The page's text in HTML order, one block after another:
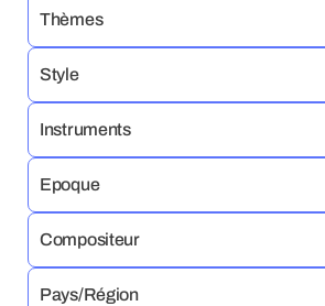
Thèmes
Style
Instruments
Epoque
Compositeur
Pays/Région